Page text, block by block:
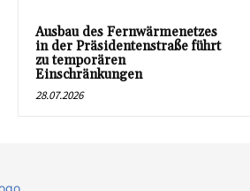
Ausbau des Fernwärmenetzes
in der Präsidentenstraße führt
zu temporären
Einschränkungen
28.07.2026